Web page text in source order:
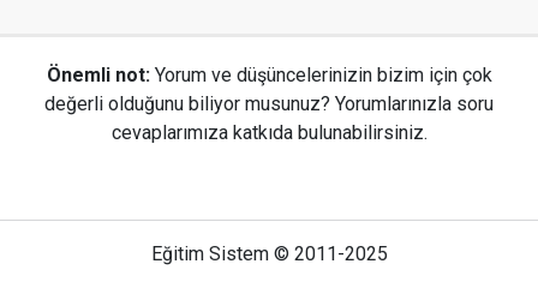
Önemli not: Yorum ve düşüncelerinizin bizim için çok
değerli olduğunu biliyor musunuz? Yorumlarınızla soru
cevaplarımıza katkıda bulunabilirsiniz.
Eğitim Sistem © 2011-2025